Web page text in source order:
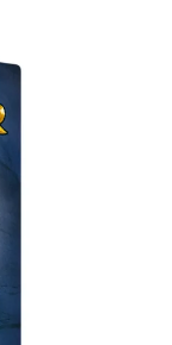
RIFTBOUND: